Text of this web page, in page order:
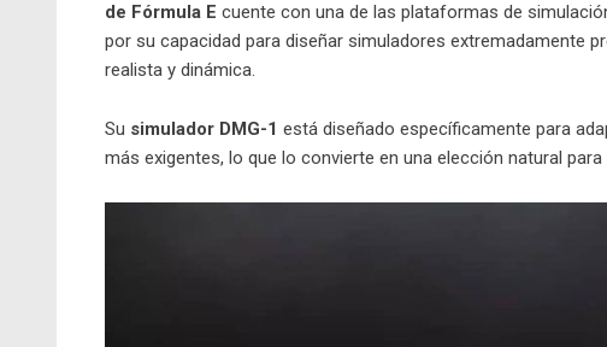
de Fórmula E cuente con una de las plataformas de
por su capacidad para diseñar simuladores extremadamente
realista y dinámica.
Su simulador DMG-1 está diseñado específicamente para
más exigentes, lo que lo convierte en una elección natural para